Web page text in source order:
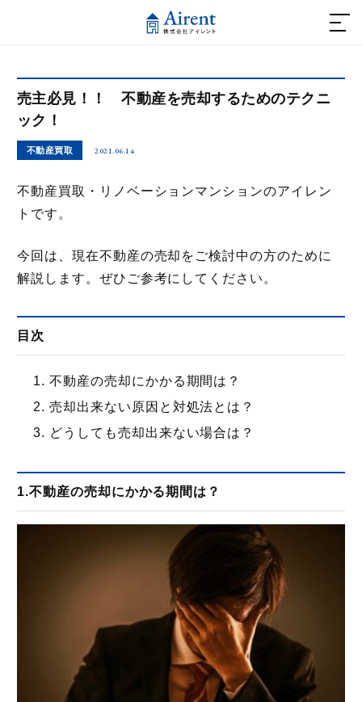
不動産を借りたい方
不動産を買いたい方
- リノベーションマンション
不動産を売りたい方
コンサルティング
不動産業者の方へ
住まいと不動産の情報マガジン
不動産買取お問い合わせ
売主必見！！ 不動産を売却するためのテクニ
ック！
不動産買取 2021.06.14
不動産買取・リノベーションマンションのアイレン
トです。
今回は、現在不動産の売却をご検討中の方のために
解説します。ぜひご参考にしてください。
目次
不動産の売却にかかる期間は？
売却出来ない原因と対処法とは？
どうしても売却出来ない場合は？
1.不動産の売却にかかる期間は？